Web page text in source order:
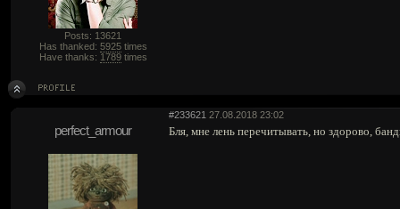
Posts: 13621
Has thanked: 5925times
Have thanks: 1789times
#233621 27.08.2018 23:02
perfect_armour Бля, мне лень перечитывать, но здорово,